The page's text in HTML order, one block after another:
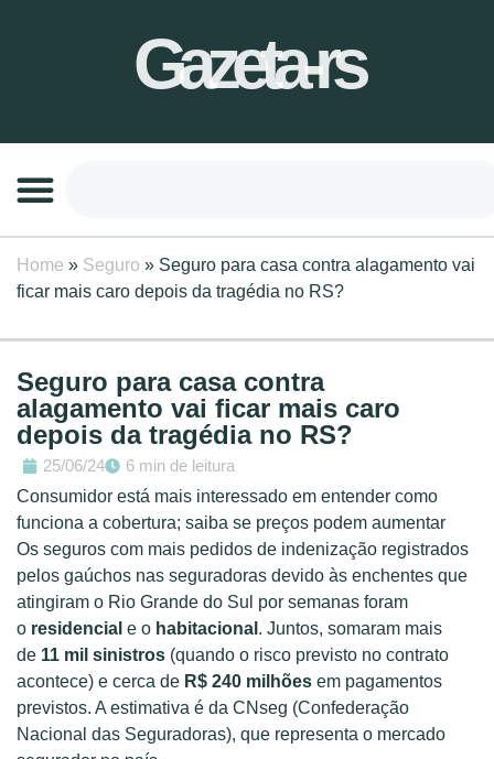
Gazeta-rs
Home » Seguro » Seguro para casa contra alagamento vai
ficar mais caro depois da tragédia no RS?
Seguro para casa contra
alagamento vai ficar mais caro
depois da tragédia no RS?
25/06/24
6 min de leitura
Consumidor está mais interessado em entender como
funciona a cobertura; saiba se preços podem aumentar
Os seguros com mais pedidos de indenização registrados
pelos gaúchos nas seguradoras devido às enchentes que
atingiram o Rio Grande do Sul por semanas foram
o residencial e o habitacional . Juntos, somaram mais
de 11 mil sinistros (quando o risco previsto no contrato
acontece) e cerca de R$ 240 milhões em pagamentos
previstos. A estimativa é da CNseg (Confederação
Nacional das Seguradoras), que representa o mercado